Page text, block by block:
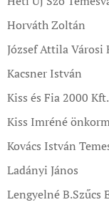
Horváth Zoltán
József Attila Városi
Kacsner István
Kiss és Fia 2000
Kiss Imréné
Kovács István
Ladányi János
Lengyelné B.Szűcs